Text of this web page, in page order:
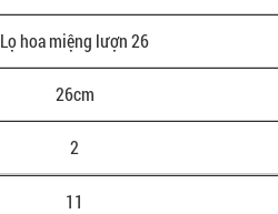
Lọ hoa miệng lượn 26
26cm
2
11